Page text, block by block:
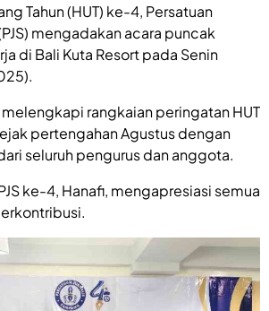
Tahun (HUT) ke-4, Persatuan
mengadakan acara puncak
di Bali Kuta Resort pada Senin
rangkaian peringatan HUT
pertengahan Agustus dengan
seluruh pengurus dan anggota.
ke-4, Hanafi, mengapresiasi semua